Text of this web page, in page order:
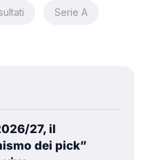
Serie A
27, il
dei pick”